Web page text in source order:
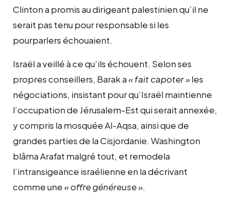
Clinton a promis au dirigeant palestinien qu’il ne
serait pas tenu pour responsable si les
pourparlers échouaient.
Israël a veillé à ce qu’ils échouent. Selon ses
propres conseillers, Barak a« fait capoter »les
négociations, insistant pour qu’Israël maintienne
l’occupation de Jérusalem-Est qui serait annexée,
y compris la mosquée Al-Aqsa, ainsi que de
grandes parties de la Cisjordanie. Washington
blâma Arafat malgré tout, et remodela
l’intransigeance israélienne en la décrivant
comme une« offre généreuse ».